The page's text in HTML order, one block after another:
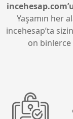
Yaşamın her
incehesap’ta
on binlerce